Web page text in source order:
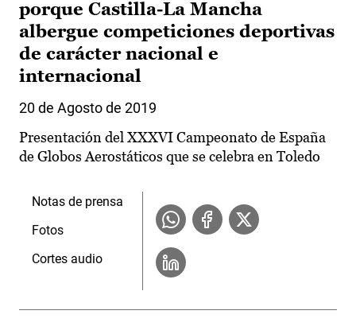
porque Castilla-La Mancha
albergue competiciones deportivas
de carácter nacional e
internacional
20 de Agosto de 2019
Presentación del XXXVI Campeonato de España
de Globos Aerostáticos que se celebra en Toledo
Notas de prensa
Fotos
Cortes audio